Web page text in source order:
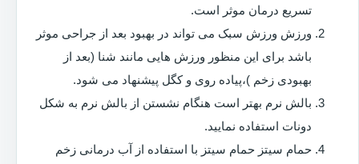
تسریع درمان موثر است.
ورزش ورزش سبک می تواند در بهبود بعد از جراحی موثر
باشد برای این منظور ورزش هایی مانند شنا (بعد از
بهبودی زخم )،پیاده روی و کگل پیشنهاد می شود.
بالش نرم بهتر است هنگام نشستن از بالش نرم به شکل
دونات استفاده نمایید.
حمام سیتز حمام سیتز با استفاده از آب درمانی زخم